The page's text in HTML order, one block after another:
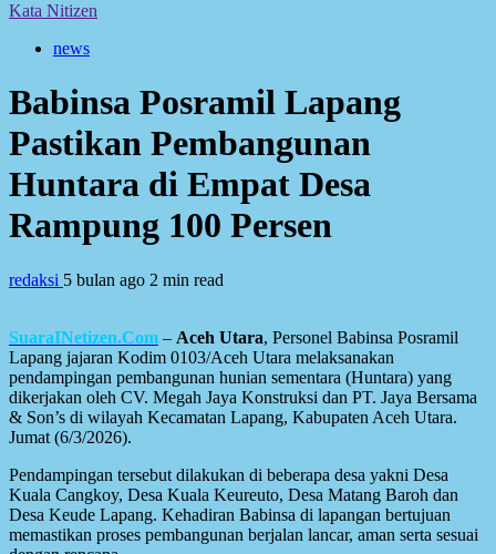
Kata Nitizen
news
Babinsa Posramil Lapang
Pastikan Pembangunan
Huntara di Empat Desa
Rampung 100 Persen
redaksi 5 bulan ago 2 min read
SuaraINetizen.Com – Aceh Utara, Personel Babinsa Posramil
Lapang jajaran Kodim 0103/Aceh Utara melaksanakan
pendampingan pembangunan hunian sementara (Huntara) yang
dikerjakan oleh CV. Megah Jaya Konstruksi dan PT. Jaya Bersama
& Son’s di wilayah Kecamatan Lapang, Kabupaten Aceh Utara.
Jumat (6/3/2026).
Pendampingan tersebut dilakukan di beberapa desa yakni Desa
Kuala Cangkoy, Desa Kuala Keureuto, Desa Matang Baroh dan
Desa Keude Lapang. Kehadiran Babinsa di lapangan bertujuan
memastikan proses pembangunan berjalan lancar, aman serta sesuai